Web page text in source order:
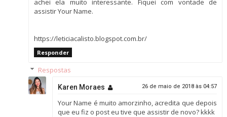
achei ela muito interessante. Fiquei com vontade de
assistir Your Name.
https://leticiacalisto.blogspot.com.br/
Responder
Respostas
Karen Moraes 26 de maio de 2018 às 04:57
Your Name é muito amorzinho, acredita que depois
que eu fiz o post eu tive que assistir de novo? kkkk